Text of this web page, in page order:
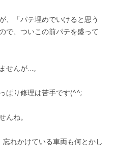
、「パテ埋めでいけると思う
で、ついこの前パテを盛って
せんが…。
ぱり修理は苦手です(^^;
んね。
れかけている車両も何とかし